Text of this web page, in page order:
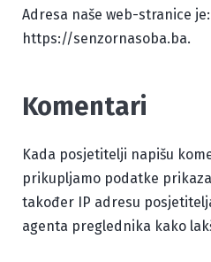
Adresa naše web-stranice je:
https://senzornasoba.ba.
Komentari
Kada posjetitelji napišu
prikupljamo podatke
također IP adresu
agenta preglednika kako